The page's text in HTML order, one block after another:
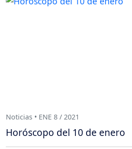
Noticias • ENE 8 / 2021
Horóscopo del 10 de enero